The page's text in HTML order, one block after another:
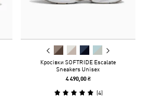
Кросівки SOFTRIDE Escalate
Sneakers Unisex
4 490,00 ₴
(4)